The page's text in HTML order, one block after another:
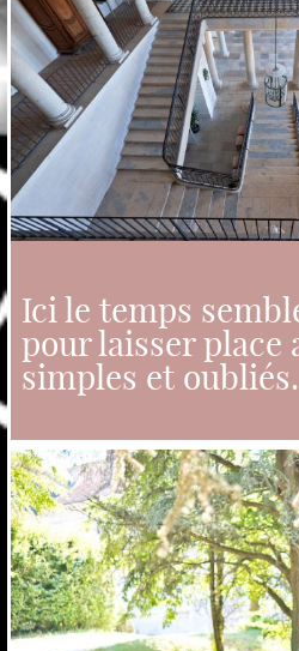
Ici le temps
pour laisser place
simples et oubliés.